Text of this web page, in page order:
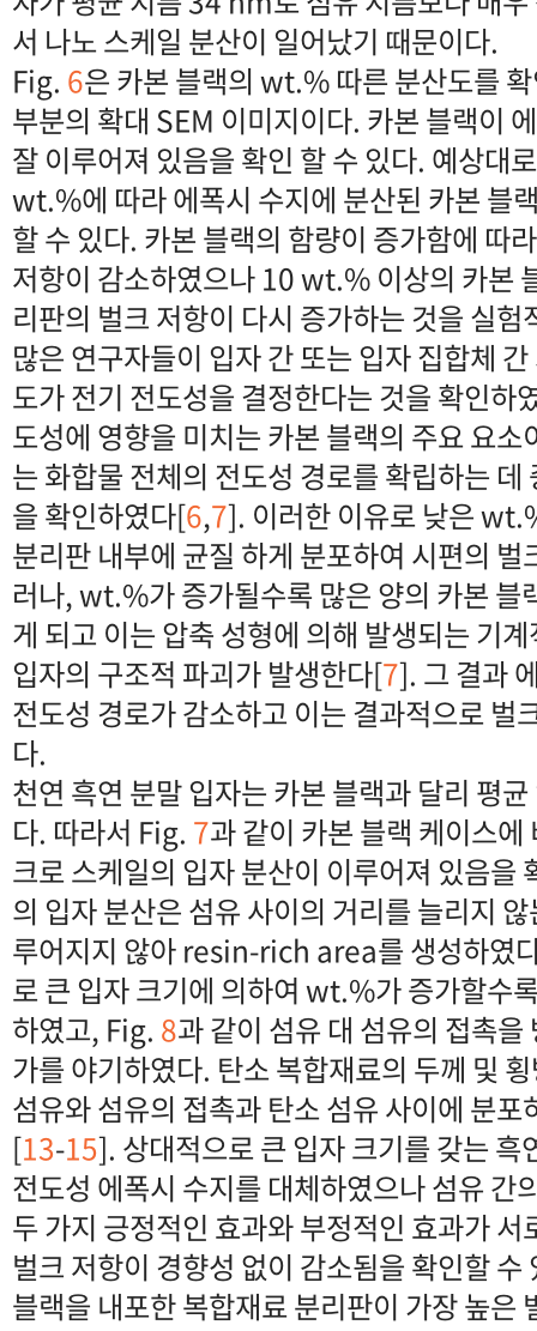
서 나노 스케일 분산이 일어났기 때문이다.
Fig. 6은 카본 블랙의 wt.% 따른 분산도를
부분의 확대 SEM 이미지이다. 카본 블랙이
잘 이루어져 있음을 확인 할 수 있다. 예상대
wt.%에 따라 에폭시 수지에 분산된 카본 블
할 수 있다. 카본 블랙의 함량이 증가함에 따
저항이 감소하였으나 10 wt.% 이상의 카본
리판의 벌크 저항이 다시 증가하는 것을 실
많은 연구자들이 입자 간 또는 입자 집합체
도가 전기 전도성을 결정한다는 것을 확인하
도성에 영향을 미치는 카본 블랙의 주요 요
는 화합물 전체의 전도성 경로를 확립하는
을 확인하였다[6,7]. 이러한 이유로 낮은
분리판 내부에 균질 하게 분포하여 시편의
러나, wt.%가 증가될수록 많은 양의 카본 블
게 되고 이는 압축 성형에 의해 발생되는 기
입자의 구조적 파괴가 발생한다[7]. 그 결과
전도성 경로가 감소하고 이는 결과적으로 벌
다.
천연 흑연 분말 입자는 카본 블랙과 달리 평
다. 따라서 Fig. 7과 같이 카본 블랙 케이스
크로 스케일의 입자 분산이 이루어져 있음을
의 입자 분산은 섬유 사이의 거리를 늘리지
루어지지 않아 resin-rich area를 생성하였
로 큰 입자 크기에 의하여 wt.%가 증가할수
하였고, Fig. 8과 같이 섬유 대 섬유의 접촉
가를 야기하였다. 탄소 복합재료의 두께 및
섬유와 섬유의 접촉과 탄소 섬유 사이에 분
[13-15]. 상대적으로 큰 입자 크기를 갖는
전도성 에폭시 수지를 대체하였으나 섬유 간
두 가지 긍정적인 효과와 부정적인 효과가
벌크 저항이 경향성 없이 감소됨을 확인할
블랙을 내포한 복합재료 분리판이 가장 높은